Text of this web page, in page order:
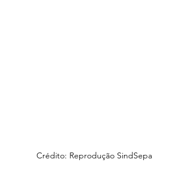
Crédito: Reprodução SindSepa